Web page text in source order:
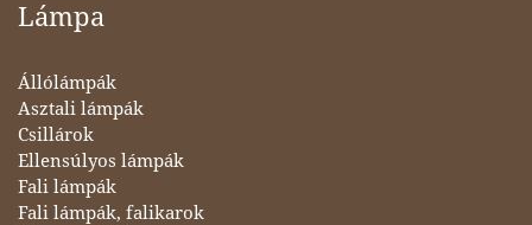
Lámpa
Állólámpák
Asztali lámpák
Csillárok
Ellensúlyos lámpák
Fali lámpák
Fali lámpák, falikarok